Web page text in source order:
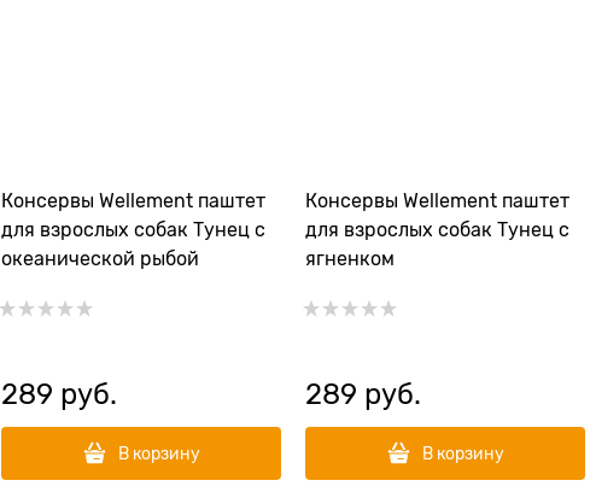
Консервы Wellement паштет
для взрослых собак Тунец с
океанической рыбой
289 руб.
В корзину
Консервы Wellement паштет
для взрослых собак Тунец с
ягненком
289 руб.
В корзину